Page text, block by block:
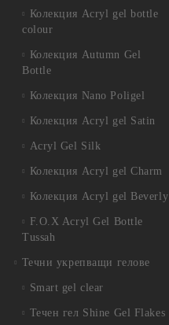
Колекция Acryl gel bottle
colour
Колекция Autumn Gel
Bottle
Колекция Nano Poligel
Колекция Acryl gel Satin
Acryl Gel Silk
Колекция Acryl gel Charm
Колекция Acryl gel Beverly
F.O.X Acryl Gel Bottle
Tussah
Течни укрепващи гелове
Smart gel clear
Течен гел Shine Gel Flakes